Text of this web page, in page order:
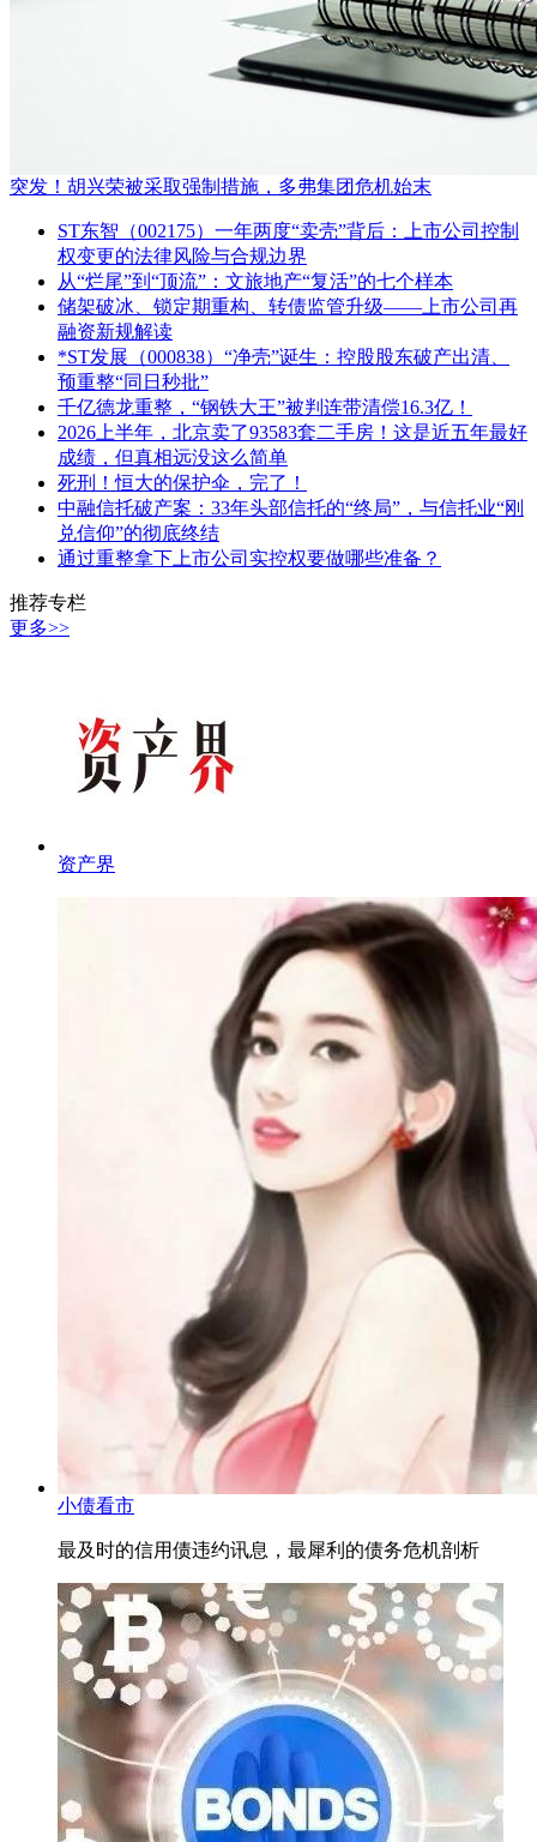
突发！胡兴荣被采取强制措施，多弗集团危机始末
ST东智（002175）一年两度“卖壳”背后：上市公司控制
权变更的法律风险与合规边界
从“烂尾”到“顶流”：文旅地产“复活”的七个样本
储架破冰、锁定期重构、转债监管升级——上市公司再
融资新规解读
*ST发展（000838）“净壳”诞生：控股股东破产出清、
预重整“同日秒批”
千亿德龙重整，“钢铁大王”被判连带清偿16.3亿！
2026上半年，北京卖了93583套二手房！这是近五年最好
成绩，但真相远没这么简单
死刑！恒大的保护伞，完了！
中融信托破产案：33年头部信托的“终局”，与信托业“刚
兑信仰”的彻底终结
通过重整拿下上市公司实控权要做哪些准备？
推荐专栏
更多>>
资产界
小债看市
最及时的信用债违约讯息，最犀利的债务危机剖析